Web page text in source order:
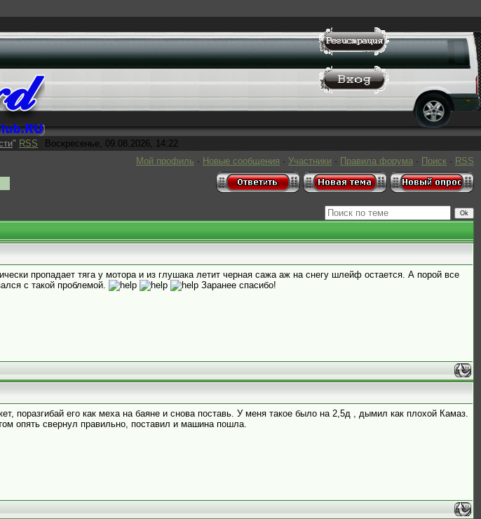
" RSS
Воскресенье, 09.08.2026, 14:22
Мой профиль · Новые сообщения · Участники · Правила форума · Поиск · RSS
пропадает тяга у мотора и из глушака летит черная сажа аж на снегу шлейф остается. А порой все
с такой проблемой.
Заранее спасибо!
поразгибай его как меха на баяне и снова поставь. У меня такое было на 2,5д , дымил как плохой Камаз.
опять свернул правильно, поставил и машина пошла.